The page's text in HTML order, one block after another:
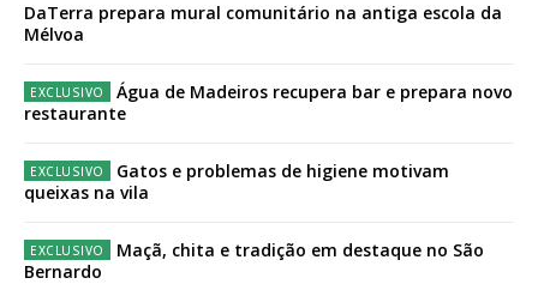
DaTerra prepara mural comunitário na antiga escola da
Mélvoa
Água de Madeiros recupera bar e prepara novo
restaurante
Gatos e problemas de higiene motivam
queixas na vila
Maçã, chita e tradição em destaque no São
Bernardo